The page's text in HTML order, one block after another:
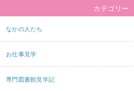
カテゴリー
なかの人たち
お仕事見学
専門図書館見学記